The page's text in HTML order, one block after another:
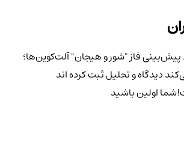
فاز "شور و هیجان" آلت‌کوین‌ها؛
دیدگاه و تحلیل ثبت کرده اند
شما اولین باشید